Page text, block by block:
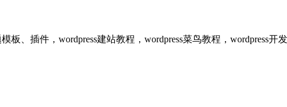
板、插件，wordpress建站教程，wordpress菜鸟教程，wordpress